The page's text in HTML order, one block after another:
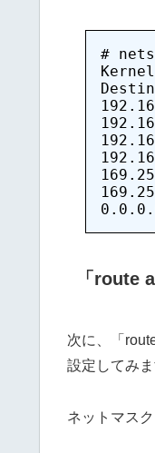
#
「route
次に、「
設定してみま
ネットマス